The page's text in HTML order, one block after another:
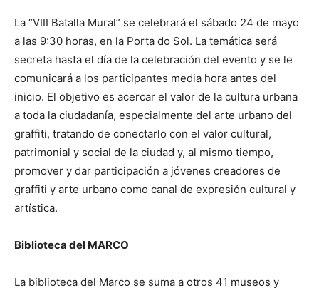
La “VIII Batalla Mural” se celebrará el sábado 24 de mayo
a las 9:30 horas, en la Porta do Sol. La temática será
secreta hasta el día de la celebración del evento y se le
comunicará a los participantes media hora antes del
inicio. El objetivo es acercar el valor de la cultura urbana
a toda la ciudadanía, especialmente del arte urbano del
graffiti, tratando de conectarlo con el valor cultural,
patrimonial y social de la ciudad y, al mismo tiempo,
promover y dar participación a jóvenes creadores de
graffiti y arte urbano como canal de expresión cultural y
artística.
Biblioteca del MARCO
La biblioteca del Marco se suma a otros 41 museos y